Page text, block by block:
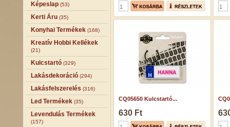
Képeslap (53)
Kerti Áru (35)
Konyhai Termékek (168)
Kreatív Hobbi Kellékek
(21)
Kulcstartó (329)
Lakásdekoráció (294)
Lakásfelszerelés (316)
Led Termékek (35)
Levendulás Termékek
(157)
CQ05650 Kulcstartó...
630 Ft